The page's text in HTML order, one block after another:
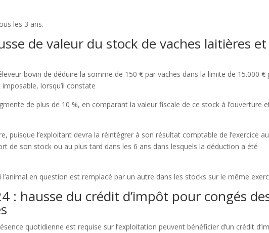
les 3 ans.
de valeur du stock de vaches laitières et
bovin de déduire la somme de 150 € par vaches dans la limite de 15.000 €
lorsqu’il constate
de plus de 10 %, en comparant la valeur fiscale de ce stock à l’ouverture
puisque l’exploitant devra la réintégrer à son résultat comptable de l’exercice au
de son stock ou au plus tard dans les 6 ans dans lesquels la déduction a été
l’animal en question est remplacé par un autre dans les stocks sur le même
: hausse du crédit d’impôt pour congés
quotidienne est requise sur l’exploitation peuvent bénéficier d’un crédit